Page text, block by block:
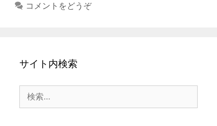
コメントをどうぞ
サイト内検索
索: